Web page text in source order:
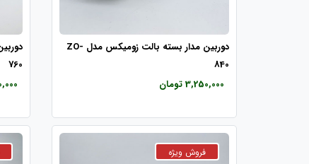
دوربین مدار بسته بالت زومیکس مدل ZO-
840
3,250,000 تومان
760